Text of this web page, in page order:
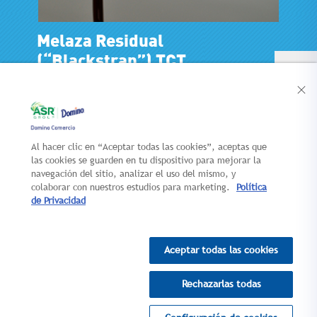
Melaza Residual
(“Blackstrap”) TCT
CONTACTO
NUEVOS
LANZAMIENTOS
AUTOSERVICIO
MAPA DEL SITIO AVISO LEGAL
POLÍTICA
DE PRIVACIDAD
COMERCIO FORMA PARTE DE ASR GROUP.
Al hacer clic en “Aceptar todas las cookies”, aceptas que
las cookies se guarden en tu dispositivo para mejorar la
navegación del sitio, analizar el uso del mismo, y
colaborar con nuestros estudios para marketing.
Política
de Privacidad
Aceptar todas las cookies
Rechazarlas todas